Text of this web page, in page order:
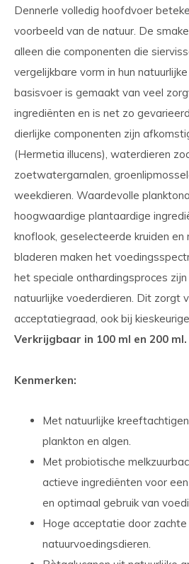
Dennerle volledig hoofdvoer
voorbeeld van de natuur. De
alleen die componenten die
vergelijkbare vorm in hun
basisvoer is gemaakt van veel
ingrediënten en is net zo
dierlijke componenten zijn
(Hermetia illucens), waterdieren
zoetwatergarnalen,
weekdieren. Waardevolle
hoogwaardige plantaardige
knoflook, geselecteerde kruiden en
bladeren maken het
het speciale onthardingsproces
natuurlijke voederdieren. Dit zorgt
acceptatiegraad, ook bij
Verkrijgbaar in 100 ml en 200 ml.
Kenmerken:
Met natuurlijke
plankton en algen.
Met probiotische
actieve ingrediënten voor
en optimaal gebruik van
Hoge acceptatie door zachte
natuurvoedingsdieren.